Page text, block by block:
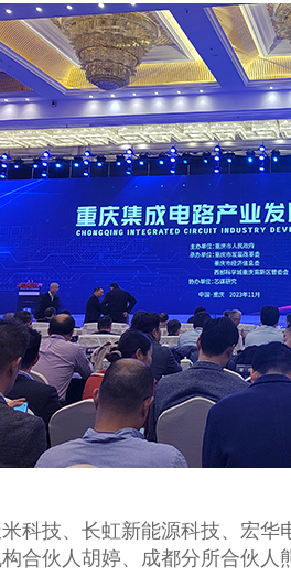
科技、长虹新能源科技、宏
合伙人胡婷、成都分所合伙人